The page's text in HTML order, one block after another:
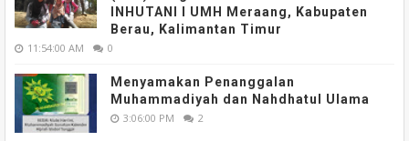
INHUTANI I UMH Meraang, Kabupaten
Berau, Kalimantan Timur
11:54:00 AM 0
Menyamakan Penanggalan
Muhammadiyah dan Nahdhatul Ulama
3:06:00 PM 2